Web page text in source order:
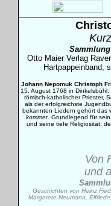
Otto Maier Verlag
Hartpappeinband,
Johann Nepomuk Christoph
15. August 1768 in
römisch-katholischer Priester,
als der erfolgreichste
bekannten Liedern gehört das
kommet. Grundlegend für
und seine tiefe Religiosität,
Von
und
Geschichten von Heinz
Margarete Neumann,